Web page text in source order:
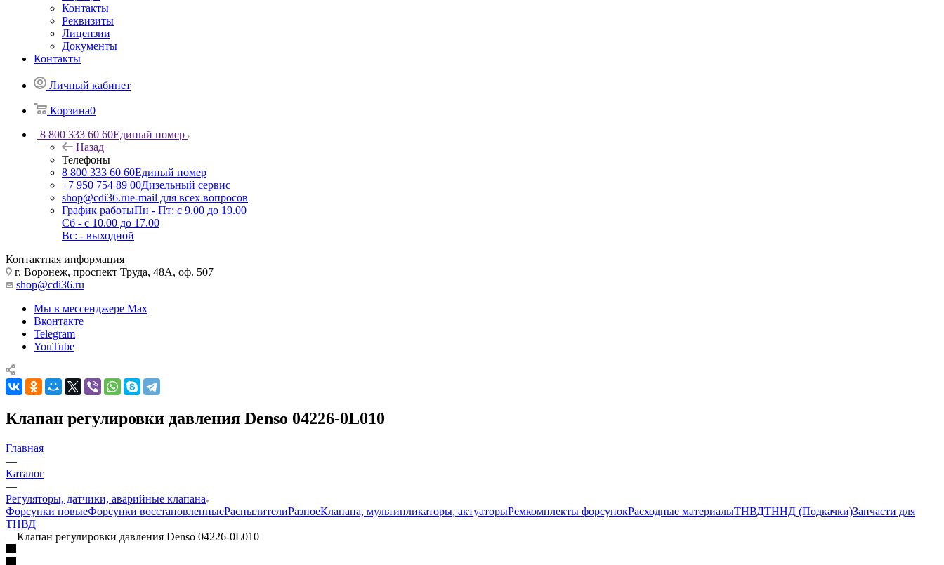
Контакты
Реквизиты
Лицензии
Документы
Контакты
Личный кабинет
Корзина0
8 800 333 60 60Единый номер
Назад
Телефоны
8 800 333 60 60Единый номер
+7 950 754 89 00Дизельный сервис
shop@cdi36.rue-mail для всех вопросов
График работыПн - Пт: с 9.00 до 19.00
Сб - с 10.00 до 17.00
Вс: - выходной
Контактная информация
г. Воронеж, проспект Труда, 48А, оф. 507
shop@cdi36.ru
Мы в мессенджере Max
Вконтакте
Telegram
YouTube
Клапан регулировки давления Denso 04226-0L010
Главная
—
Каталог
—
Регуляторы, датчики, аварийные клапана
Форсунки новыеФорсунки восстановленныеРаспылителиРазноеКлапана, мультипликаторы, актуаторыРемкомплекты форсунокРасходные материалыТНВДТННД (Подкачки)Запчасти для
ТНВД
—Клапан регулировки давления Denso 04226-0L010